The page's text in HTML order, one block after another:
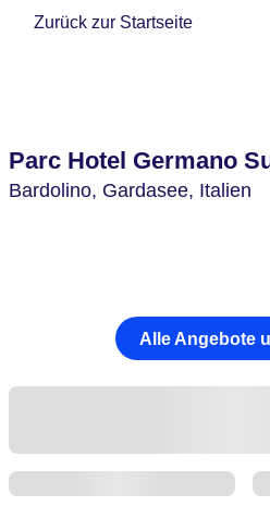
Zurück zur Startseite
Parc Hotel Germano
Bardolino, Gardasee, Italien
Alle Angebote